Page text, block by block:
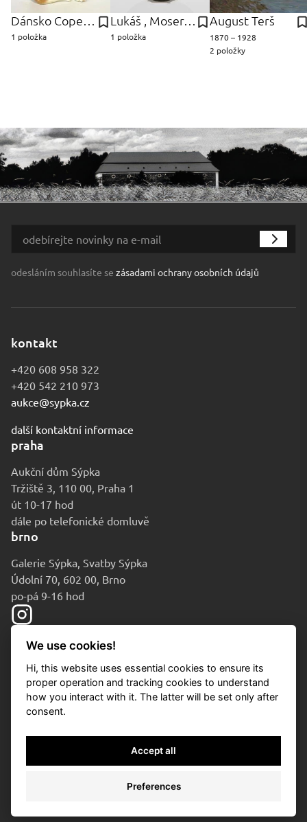
Dánsko Copenhagen,
1 položka
Lukáš , Moser, a.s. Jabůrek
1 položka
August Terš
1870 – 1928
2 položky
odesláním souhlasíte se zásadami ochrany osobních údajů
kontakt
+420 608 958 322
+420 542 210 973
aukce@sypka.cz
další kontaktní informace
praha
Aukční dům Sýpka
Tržiště 3, 110 00, Praha 1
út 10-17 hod
dále po telefonické domluvě
brno
Galerie Sýpka, Svatby Sýpka
Údolní 70, 602 00, Brno
po-pá 9-16 hod
Ochrana osobních údajů
© 2010-2026 Aukční dům Sýpka
We use cookies!
Hi, this website uses essential cookies to ensure its
proper operation and tracking cookies to understand
how you interact with it. The latter will be set only after
consent.
Accept all
Preferences